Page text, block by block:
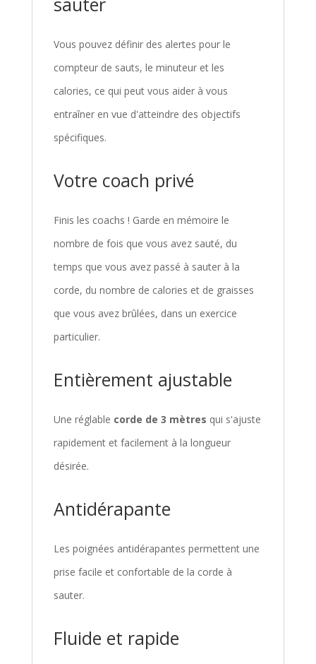
Vous pouvez définir des alertes pour le
compteur de sauts, le minuteur et les
calories, ce qui peut vous aider à vous
entraîner en vue d'atteindre des objectifs
spécifiques.
Votre coach privé
Finis les coachs ! Garde en mémoire le
nombre de fois que vous avez sauté, du
temps que vous avez passé à sauter à la
corde, du nombre de calories et de graisses
que vous avez brûlées, dans un exercice
particulier.
Entièrement ajustable
Une réglable corde de 3 mètres qui s'ajuste
rapidement et facilement à la longueur
désirée.
Antidérapante
Les poignées antidérapantes permettent une
prise facile et confortable de la corde à
sauter.
Fluide et rapide